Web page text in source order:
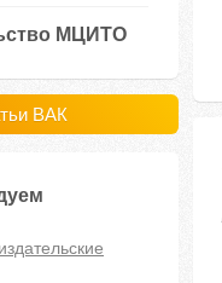
МЦИТО
ВАК